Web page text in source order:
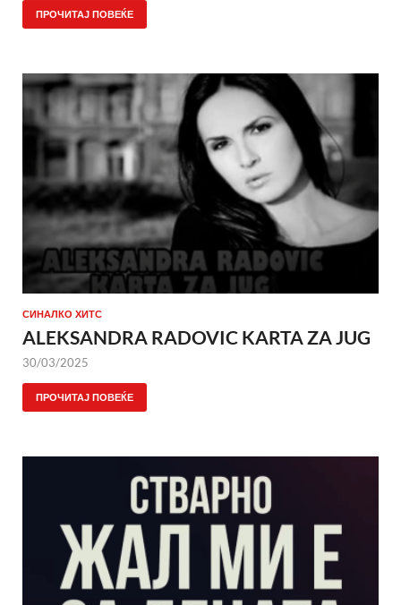
ПРОЧИТАЈ ПОВЕЌЕ
СИНАЛКО ХИТС
ALEKSANDRA RADOVIC KARTA ZA JUG
30/03/2025
ПРОЧИТАЈ ПОВЕЌЕ